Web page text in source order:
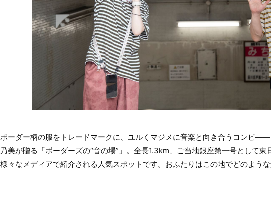
ボーダー柄の服をトレードマークに、ユルくマジメに音楽と向き合うコンビ――
乃美が贈る「ボーダーズの“音の場” 」。全長1.3km、ご当地銀座第一号として東
様々なメディアで紹介される人気スポットです。おふたりはこの地でどのような